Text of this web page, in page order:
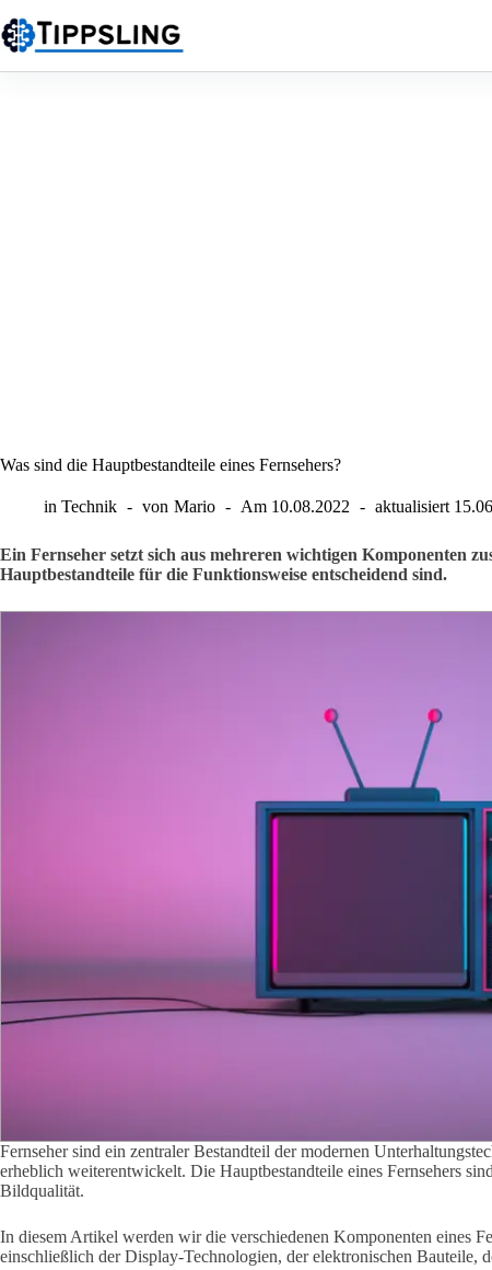
Inhalt
springen
Was sind die Hauptbestandteile eines Fernsehers?
in Technik von Mario Am 10.08.2022 aktualisiert
Ein Fernseher setzt sich aus mehreren wichtigen Komponenten
Hauptbestandteile für die Funktionsweise entscheidend sind.
Fernseher sind ein zentraler Bestandteil der modernen
erheblich weiterentwickelt. Die Hauptbestandteile eines Fernsehers
Bildqualität.
In diesem Artikel werden wir die verschiedenen Komponenten eines
einschließlich der Display-Technologien, der elektronischen Bauteile,